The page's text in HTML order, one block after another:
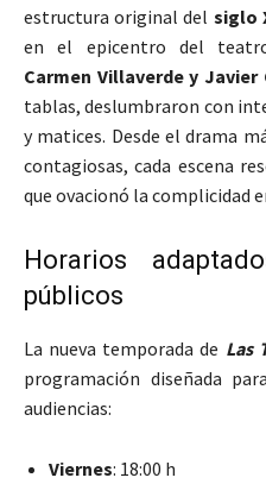
estructura original del siglo
en el epicentro del
Carmen Villaverde y Javier
tablas, deslumbraron con
y matices. Desde el drama
contagiosas, cada escena
que ovacionó la complicidad
Horarios
públicos
La nueva temporada de Las
programación diseñada
audiencias:
Viernes: 18:00 h